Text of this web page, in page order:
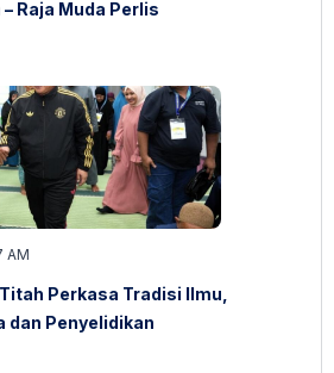
Raja Muda Perlis
AM
Perkasa Tradisi Ilmu,
dan Penyelidikan